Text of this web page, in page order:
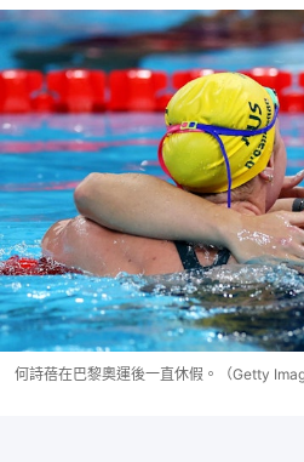
何詩蓓在巴黎奧運後一直休假。（Getty